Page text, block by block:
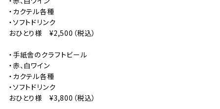
・カクテル各種
・ソフトドリンク
おひとり様 ¥2,500（税込）
・手紙舎のクラフトビール
・赤、白ワイン
・カクテル各種
・ソフトドリンク
おひとり様 ¥3,800（税込）